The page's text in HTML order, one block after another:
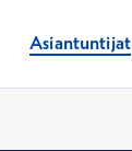
Asiantuntijat